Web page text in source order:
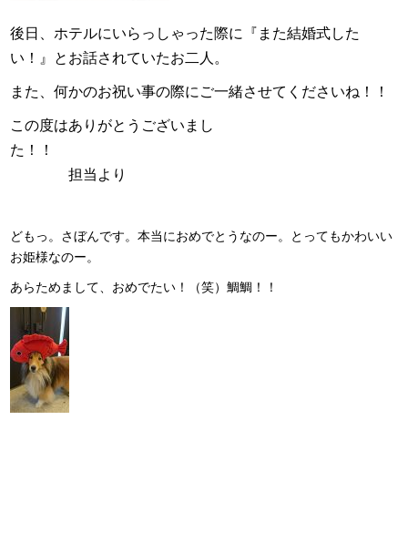
後日、ホテルにいらっしゃった際に『また結婚式した
い！』とお話されていたお二人。
また、何かのお祝い事の際にご一緒させてくださいね！！
この度はありがとうございまし
た！！
担当より
どもっ。さぼんです。本当におめでとうなのー。とってもかわいい
お姫様なのー。
あらためまして、おめでたい！（笑）鯛鯛！！